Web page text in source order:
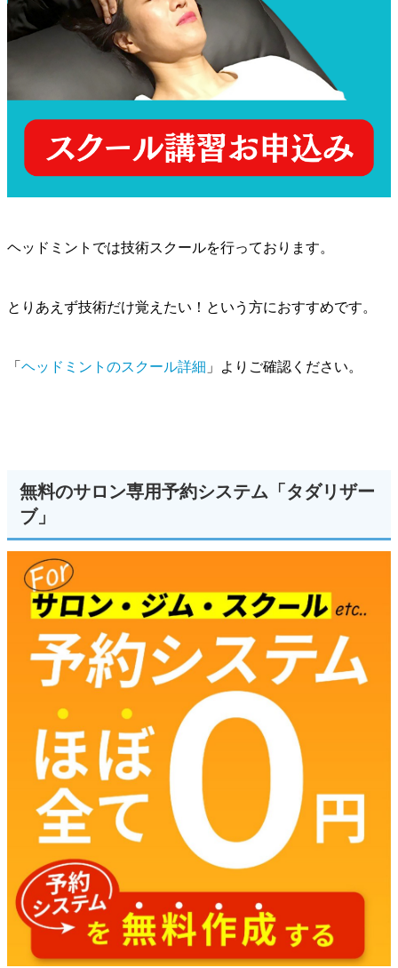
ヘッドミントでは技術スクールを行っております。
とりあえず技術だけ覚えたい！という方におすすめです。
「 ヘッドミントのスクール詳細 」よりご確認ください。
無料のサロン専用予約システム「タダリザー
ブ」